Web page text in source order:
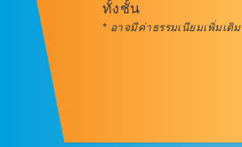
ทั้งชั้น
* อาจมีค่าธรรมเนียมเพิ่มเติม